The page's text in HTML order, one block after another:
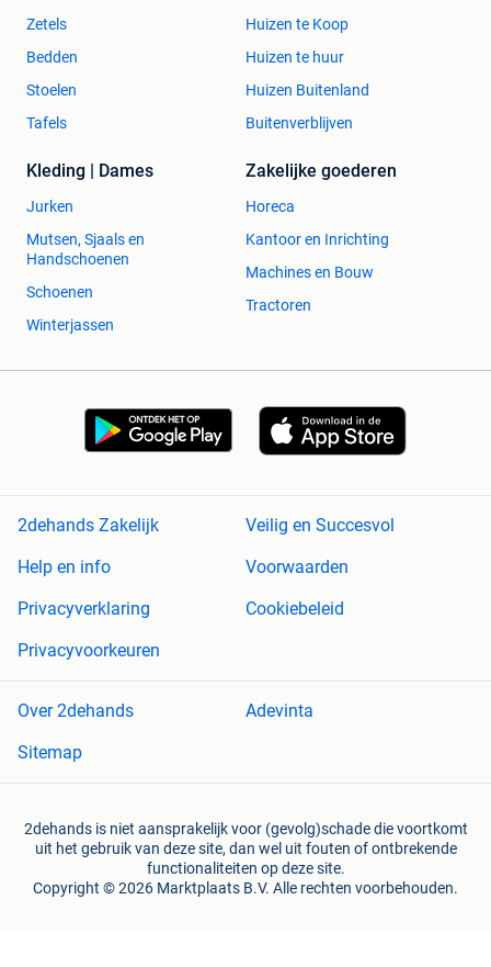
Zetels
Bedden
Stoelen
Tafels
Huizen te Koop
Huizen te huur
Huizen Buitenland
Buitenverblijven
Kleding | Dames
Jurken
Mutsen, Sjaals en
Handschoenen
Schoenen
Winterjassen
Zakelijke goederen
Horeca
Kantoor en Inrichting
Machines en Bouw
Tractoren
2dehands Zakelijk
Veilig en Succesvol
Help en info
Voorwaarden
Privacyverklaring
Cookiebeleid
Privacyvoorkeuren
Over 2dehands
Adevinta
Sitemap
2dehands is niet aansprakelijk voor (gevolg)schade die voortkomt
uit het gebruik van deze site, dan wel uit fouten of ontbrekende
functionaliteiten op deze site.
Copyright © 2026 Marktplaats B.V. Alle rechten voorbehouden.